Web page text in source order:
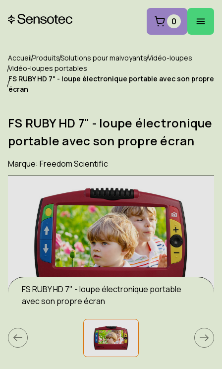
0
AccueilProduitsSolutions pour malvoyantsVidéo-loupes
Vidéo-loupes portables
FS RUBY HD 7" - loupe électronique portable avec son propre
écran
FS RUBY HD 7" - loupe électronique
portable avec son propre écran
Marque: Freedom Scientific
FS RUBY HD 7" - loupe électronique portable
avec son propre écran